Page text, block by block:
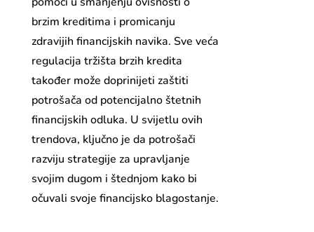
brzim kreditima i promicanju
zdravijih financijskih navika. Sve veća
regulacija tržišta brzih kredita
također može doprinijeti zaštiti
potrošača od potencijalno štetnih
financijskih odluka. U svijetlu ovih
trendova, ključno je da potrošači
razviju strategije za upravljanje
svojim dugom i štednjom kako bi
očuvali svoje financijsko blagostanje.